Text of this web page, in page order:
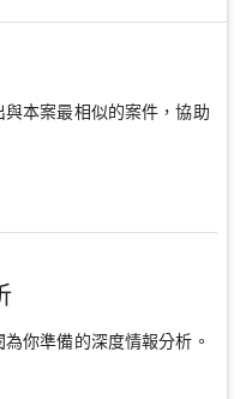
本案最相似的案件，協助
你準備的深度情報分析。